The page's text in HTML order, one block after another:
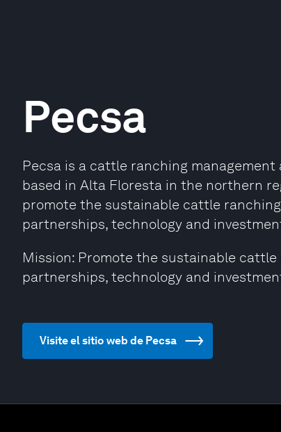
Pecsa
Pecsa is a cattle ranching
based in Alta Floresta in the northern
promote the sustainable cattle
partnerships, technology and
Mission: Promote the sustainable
partnerships, technology and
Visite el sitio web de Pecsa